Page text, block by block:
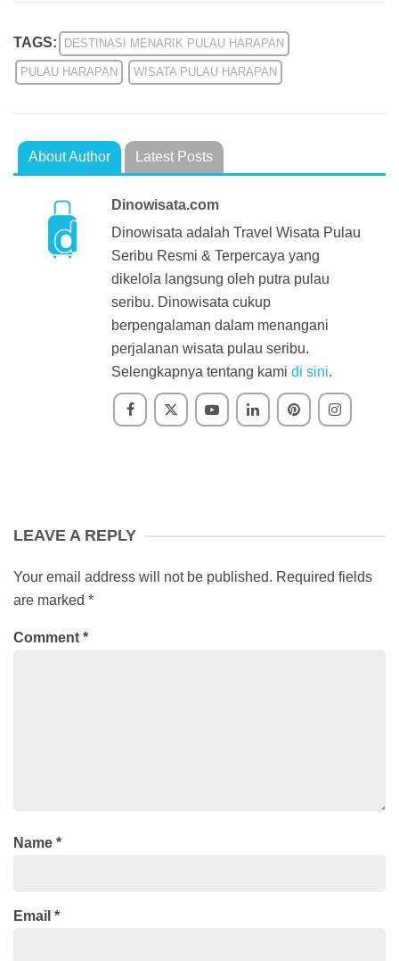
TAGS: DESTINASI MENARIK PULAU HARAPAN
PULAU HARAPAN WISATA PULAU HARAPAN
About Author Latest Posts
Dinowisata.com
Dinowisata adalah Travel Wisata Pulau
Seribu Resmi & Terpercaya yang
dikelola langsung oleh putra pulau
seribu. Dinowisata cukup
berpengalaman dalam menangani
perjalanan wisata pulau seribu.
Selengkapnya tentang kami di sini.
LEAVE A REPLY
Your email address will not be published. Required fields
are marked *
Comment *
Name *
Email *